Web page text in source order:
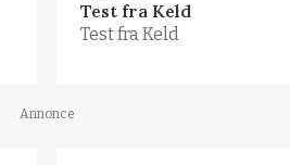
Test fra Keld
Test fra Keld
Annonce